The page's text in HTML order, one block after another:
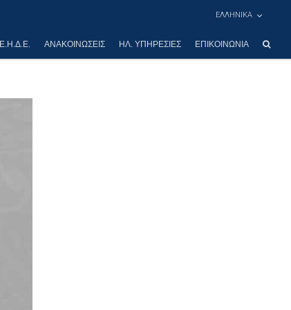
ΕΛΛΗΝΙΚΑ
Ε.Η.Δ.Ε. ΑΝΑΚΟΙΝΏΣΕΙΣ ΗΛ. ΥΠΗΡΕΣΊΕΣ ΕΠΙΚΟΙΝΩΝΊΑ